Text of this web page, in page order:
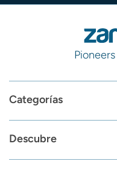
Categorías
Descubre